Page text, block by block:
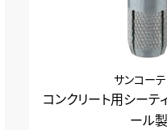
コンクリート用シーテ
ール製
サンコー